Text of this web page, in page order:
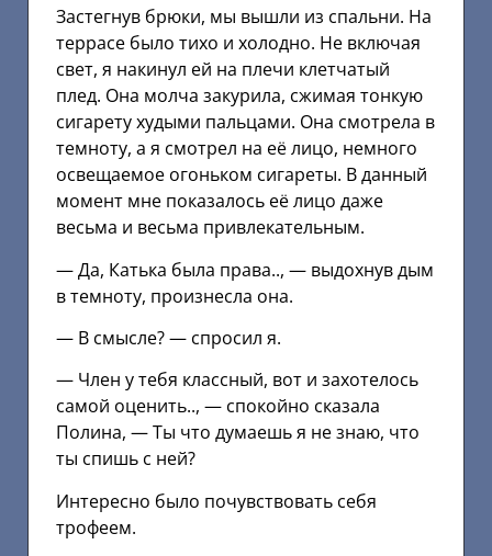
Застегнув брюки, мы вышли из спальни. На
террасе было тихо и холодно. Не включая
свет, я накинул ей на плечи клетчатый
плед. Она молча закурила, сжимая тонкую
сигарету худыми пальцами. Она смотрела в
темноту, а я смотрел на её лицо, немного
освещаемое огоньком сигареты. В данный
момент мне показалось её лицо даже
весьма и весьма привлекательным.
— Да, Катька была права.., — выдохнув дым
в темноту, произнесла она.
— В смысле? — спросил я.
— Член у тебя классный, вот и захотелось
самой оценить.., — спокойно сказала
Полина, — Ты что думаешь я не знаю, что
ты спишь с ней?
Интересно было почувствовать себя
трофеем.